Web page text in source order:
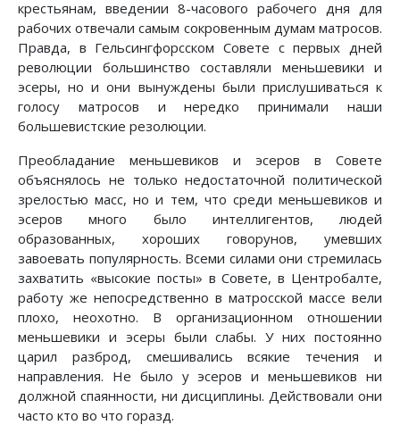
крестьянам, введении 8-часового рабочего дня для
рабочих отвечали самым сокровенным думам матросов.
Правда, в Гельсингфорсском Совете с первых дней
революции большинство составляли меньшевики и
эсеры, но и они вынуждены были прислушиваться к
голосу матросов и нередко принимали наши
большевистские резолюции.
Преобладание меньшевиков и эсеров в Совете
объяснялось не только недостаточной политической
зрелостью масс, но и тем, что среди меньшевиков и
эсеров много было интеллигентов, людей
образованных, хороших говорунов, умевших
завоевать популярность. Всеми силами они стремилась
захватить «высокие посты» в Совете, в Центробалте,
работу же непосредственно в матросской массе вели
плохо, неохотно. В организационном отношении
меньшевики и эсеры были слабы. У них постоянно
царил разброд, смешивались всякие течения и
направления. Не было у эсеров и меньшевиков ни
должной спаянности, ни дисциплины. Действовали они
часто кто во что горазд.